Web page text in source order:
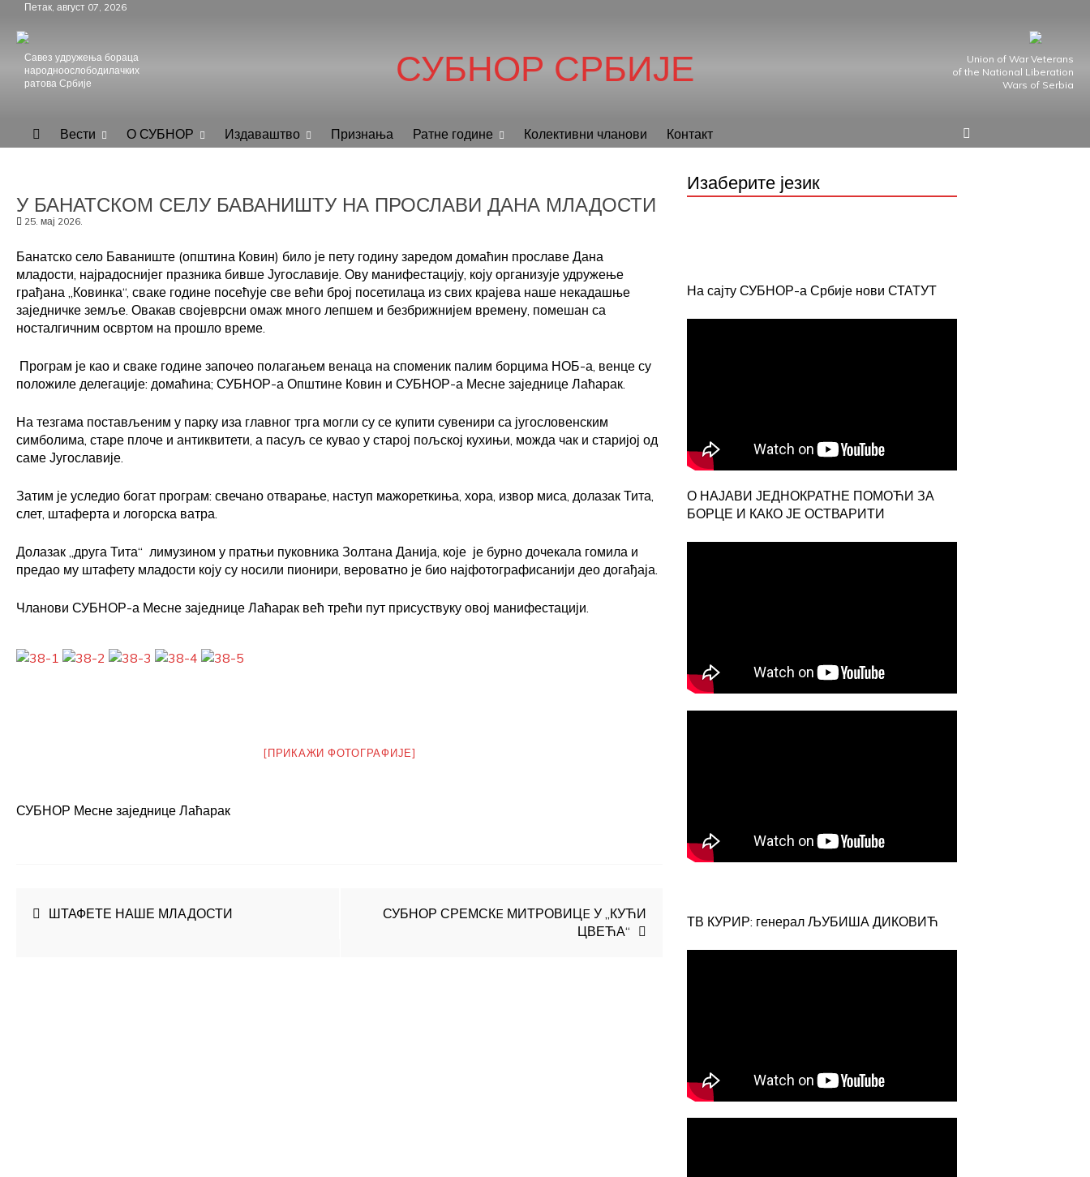
content
Петак, август 07, 2026
Савез удружења бораца
народноослободилачких
ратова Србије
СУБНОР СРБИЈЕ
Union of War Veterans
of the National Liberation
Wars of Serbia
СУБНОР Србијe
Вести О СУБНОР Издаваштво Признања Ратне године Колективни чланови Контакт
У БАНАТСКОМ СЕЛУ БАВАНИШТУ НА ПРОСЛАВИ ДАНА МЛАДОСТИ
25. мај 2026.
Банатско село Баваниште (општина Ковин) било је пету годину заредом домаћин прославе Дана
младости, најрадоснијег празника бивше Југославије. Ову манифестацију, коју организује удружење
грађана „Ковинка“, сваке године посећује све већи број посетилаца из свих крајева наше некадашње
заједничке земље. Овакав својеврсни омаж много лепшем и безбрижнијем времену, помешан са
носталгичним освртом на прошло време.
Програм је као и сваке године започео полагањем венаца на споменик палим борцима НОБ-а, венце су
положиле делегације: домаћина; СУБНОР-а Општине Ковин и СУБНОР-а Месне заједнице Лаћарак.
На тезгама постављеним у парку иза главног трга могли су се купити сувенири са југословенским
симболима, старе плоче и антиквитети, а пасуљ се кувао у старој пољској кухињи, можда чак и старијој од
саме Југославије.
Затим је уследио богат програм: свечано отварање, наступ мажореткиња, хора, извор миса, долазак Тита,
слет, штаферта и логорска ватра.
Долазак „друга Тита“ лимузином у пратњи пуковника Золтана Данија, које је бурно дочекала гомила и
предао му штафету младости коју су носили пионири, вероватно је био најфотографисанији део догађаја.
Чланови СУБНОР-а Месне заједнице Лаћарак већ трећи пут присуствуку овој манифестацији.
[ПРИКАЖИ ФОТОГРАФИЈЕ]
СУБНОР Месне заједнице Лаћарак
Кретање
ШТАФЕТЕ НАШЕ МЛАДОСТИ
СУБНОР СРЕМСКE МИТРОВИЦE У „КУЋИ
ЦВЕЋА“
Изаберите језик
На сајту СУБНОР-а Србије нови СТАТУТ
О НАЈАВИ ЈЕДНОКРАТНЕ ПОМОЋИ ЗА
БОРЦЕ И КАКО ЈЕ ОСТВАРИТИ
ТВ КУРИР: генерал ЉУБИША ДИКОВИЋ